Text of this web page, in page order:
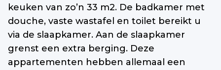
keuken van zo’n 33 m2. De badkamer met
douche, vaste wastafel en toilet bereikt u
via de slaapkamer. Aan de slaapkamer
grenst een extra berging. Deze
appartementen hebben allemaal een